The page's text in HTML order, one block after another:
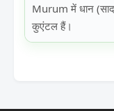
Murum में धान
कुएंटल हैं।